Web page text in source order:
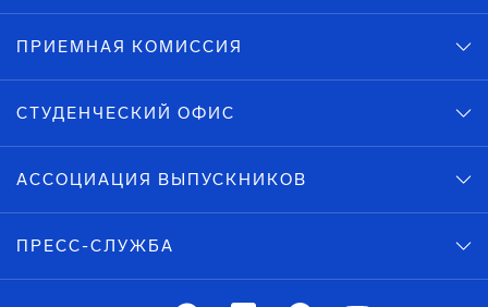
ПРИЕМНАЯ КОМИССИЯ
СТУДЕНЧЕСКИЙ ОФИС
АССОЦИАЦИЯ ВЫПУСКНИКОВ
ПРЕСС-СЛУЖБА